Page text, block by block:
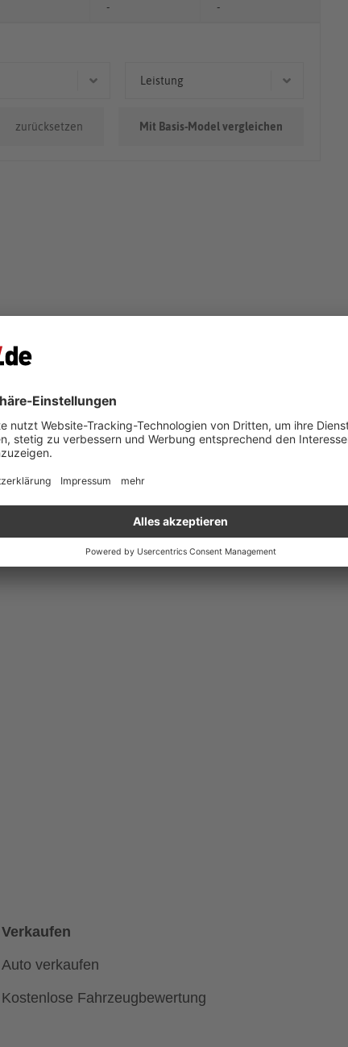
- -
Leistung
zurücksetzen
Mit Basis-Model vergleichen
Verkaufen
Auto verkaufen
Kostenlose Fahrzeugbewertung